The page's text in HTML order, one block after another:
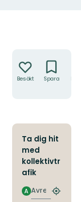
Besökt Spara
Ta dig hit
med
kollektivtr
afik
Avresa
A
Hitta